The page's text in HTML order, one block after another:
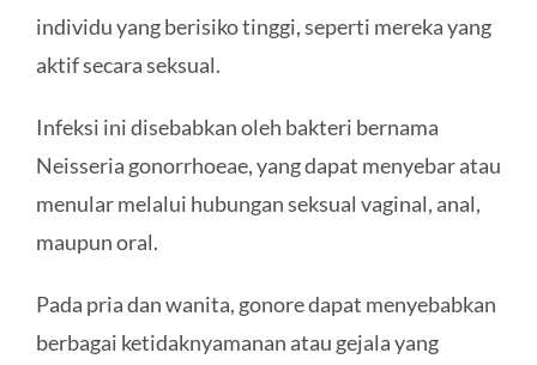
individu yang berisiko tinggi, seperti mereka yang
aktif secara seksual.
Infeksi ini disebabkan oleh bakteri bernama
Neisseria gonorrhoeae, yang dapat menyebar atau
menular melalui hubungan seksual vaginal, anal,
maupun oral.
Pada pria dan wanita, gonore dapat menyebabkan
berbagai ketidaknyamanan atau gejala yang